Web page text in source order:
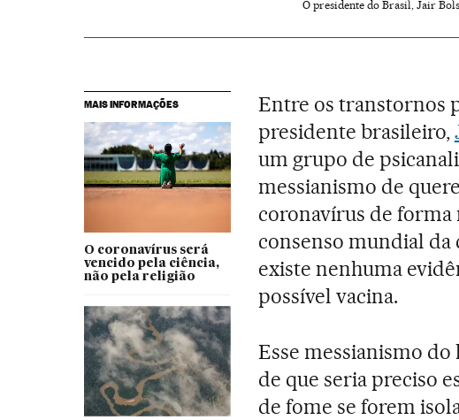
O presidente do Brasil, Jair
MAIS INFORMAÇÕES
O coronavírus será
vencido pela ciência,
não pela religião
Entre os transtornos
presidente brasileiro,
um grupo de
messianismo de
coronavírus de forma
consenso mundial da
existe nenhuma
possível vacina.
Esse messianismo
de que seria preciso
de fome se forem